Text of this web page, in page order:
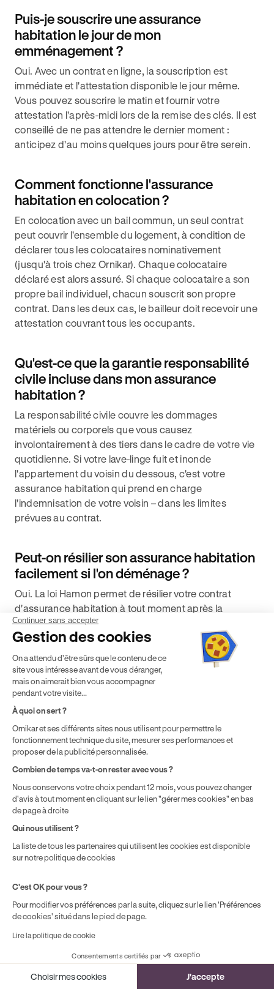
Puis-je souscrire une assurance
habitation le jour de mon
emménagement ?
Oui. Avec un contrat en ligne, la souscription est
immédiate et l'attestation disponible le jour même.
Vous pouvez souscrire le matin et fournir votre
attestation l'après-midi lors de la remise des clés. Il est
conseillé de ne pas attendre le dernier moment :
anticipez d'au moins quelques jours pour être serein.
Comment fonctionne l'assurance
habitation en colocation ?
En colocation avec un bail commun, un seul contrat
peut couvrir l'ensemble du logement, à condition de
déclarer tous les colocataires nominativement
(jusqu'à trois chez Ornikar). Chaque colocataire
déclaré est alors assuré. Si chaque colocataire a son
propre bail individuel, chacun souscrit son propre
contrat. Dans les deux cas, le bailleur doit recevoir une
attestation couvrant tous les occupants.
Qu'est-ce que la garantie responsabilité
civile incluse dans mon assurance
habitation ?
La responsabilité civile couvre les dommages
matériels ou corporels que vous causez
involontairement à des tiers dans le cadre de votre vie
quotidienne. Si votre lave-linge fuit et inonde
l'appartement du voisin du dessous, c'est votre
assurance habitation qui prend en charge
l'indemnisation de votre voisin – dans les limites
prévues au contrat.
Peut-on résilier son assurance habitation
facilement si l'on déménage ?
Oui. La loi Hamon permet de résilier votre contrat
d'assurance habitation à tout moment après la
première année, sans frais ni justification. En cas de
déménagement, la résiliation peut intervenir plus tôt,
dès lors que vous justifiez d'un changement de
situation. Votre nouvel assureur peut également se
charger des démarches de résiliation à votre place.
Mes objets électroniques sont-ils bien
couverts ?
Les appareils électroniques (ordinateur, smartphone,
télé) sont inclus dans votre capital mobilier. En cas de
sinistre couvert (vol, incendie, dégât des eaux), vous
êtes indemnisé à hauteur du capital déclaré.
L'indemnisation se fait par défaut en valeur d'usage
(avec vétusté). L'option rééquipement à neuf permet
d'être remboursé plus près de la valeur réelle de
remplacement.
En résumé
Votre premier appartement marque le début d'une
fondations de cette indépendance : elle vous protège
vous, vos biens et votre responsabilité vis-à-vis des
Continuer sans accepter
Gestion des cookies
On a attendu d'être sûrs que le contenu de ce
site vous intéresse avant de vous déranger,
mais on aimerait bien vous accompagner
pendant votre visite...
À quoi on sert ?
Ornikar et ses différents sites nous utilisent pour permettre le
fonctionnement technique du site, mesurer ses performances et
proposer de la publicité personnalisée.
Combien de temps va-t-on rester avec vous ?
Nous conservons votre choix pendant 12 mois, vous pouvez changer
d'avis à tout moment en cliquant sur le lien "gérer mes cookies" en bas
de page à droite
Qui nous utilisent ?
La liste de tous les partenaires qui utilisent les cookies est disponible
sur notre politique de cookies
C'est OK pour vous ?
Pour modifier vos préférences par la suite, cliquez sur le lien 'Préférences
de cookies' situé dans le pied de page.
Lire la politique de cookie
Consentements certifiés par
Choisir mes cookies J'accepte
Cookies